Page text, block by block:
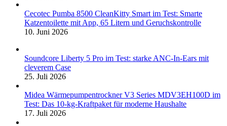
Cecotec Pumba 8500 CleanKitty Smart im Test: Smarte
Katzentoilette mit App, 65 Litern und Geruchskontrolle
10. Juni 2026
Soundcore Liberty 5 Pro im Test: starke ANC-In-Ears mit
cleverem Case
25. Juli 2026
Midea Wärmepumpentrockner V3 Series MDV3EH100D im
Test: Das 10-kg-Kraftpaket für moderne Haushalte
17. Juli 2026